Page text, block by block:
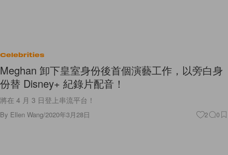
Celebrities
Meghan 卸下皇室身份後首個演藝工作，以旁白身
份替 Disney+ 紀錄片配音！
將在 4 月 3 日登上串流平台！
By Ellen Wang/2020年3月28日 2 0